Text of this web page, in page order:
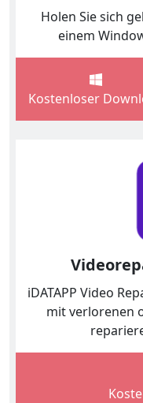
Holen Sie sich
einem
Kostenloser
iDATAPP Video
mit verlorenen